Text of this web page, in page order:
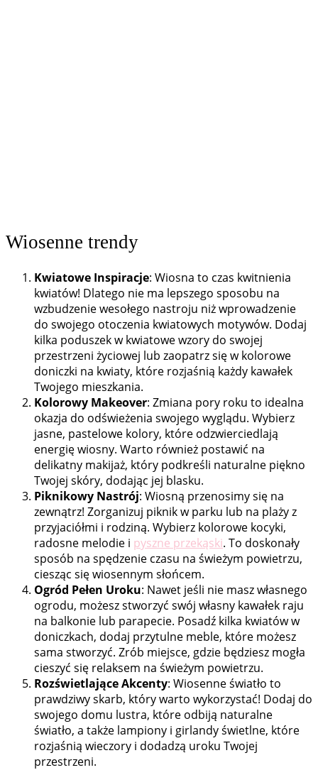
Wiosenne trendy
Kwiatowe Inspiracje: Wiosna to czas kwitnienia
kwiatów! Dlatego nie ma lepszego sposobu na
wzbudzenie wesołego nastroju niż wprowadzenie
do swojego otoczenia kwiatowych motywów. Dodaj
kilka poduszek w kwiatowe wzory do swojej
przestrzeni życiowej lub zaopatrz się w kolorowe
doniczki na kwiaty, które rozjaśnią każdy kawałek
Twojego mieszkania.
Kolorowy Makeover: Zmiana pory roku to idealna
okazja do odświeżenia swojego wyglądu. Wybierz
jasne, pastelowe kolory, które odzwierciedlają
energię wiosny. Warto również postawić na
delikatny makijaż, który podkreśli naturalne piękno
Twojej skóry, dodając jej blasku.
Piknikowy Nastrój: Wiosną przenosimy się na
zewnątrz! Zorganizuj piknik w parku lub na plaży z
przyjaciółmi i rodziną. Wybierz kolorowe kocyki,
radosne melodie i pyszne przekąski. To doskonały
sposób na spędzenie czasu na świeżym powietrzu,
ciesząc się wiosennym słońcem.
Ogród Pełen Uroku: Nawet jeśli nie masz własnego
ogrodu, możesz stworzyć swój własny kawałek raju
na balkonie lub parapecie. Posadź kilka kwiatów w
doniczkach, dodaj przytulne meble, które możesz
sama stworzyć. Zrób miejsce, gdzie będziesz mogła
cieszyć się relaksem na świeżym powietrzu.
Rozświetlające Akcenty: Wiosenne światło to
prawdziwy skarb, który warto wykorzystać! Dodaj do
swojego domu lustra, które odbiją naturalne
światło, a także lampiony i girlandy świetlne, które
rozjaśnią wieczory i dodadzą uroku Twojej
przestrzeni.